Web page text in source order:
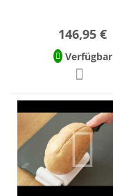
146,95 €
Verfügbar